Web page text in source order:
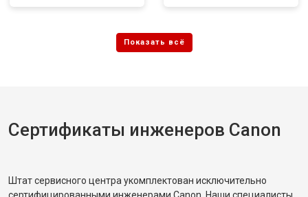
Сертификаты инженеров Canon
Штат сервисного центра укомплектован исключительно